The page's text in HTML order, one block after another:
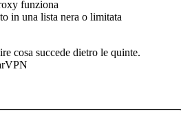
funziona
in una lista nera o limitata
cosa succede dietro le quinte.